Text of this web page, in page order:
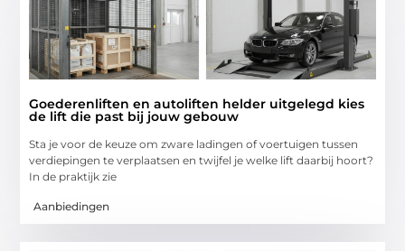
Goederenliften en autoliften helder uitgelegd kies
de lift die past bij jouw gebouw
Sta je voor de keuze om zware ladingen of voertuigen tussen
verdiepingen te verplaatsen en twijfel je welke lift daarbij hoort?
In de praktijk zie
Aanbiedingen